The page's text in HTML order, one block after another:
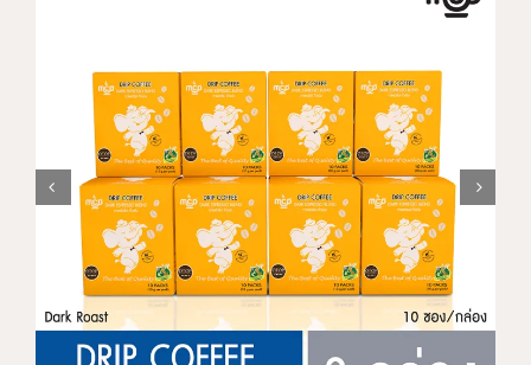
คำถามที่พบบ่อย
ติดต่อเรา